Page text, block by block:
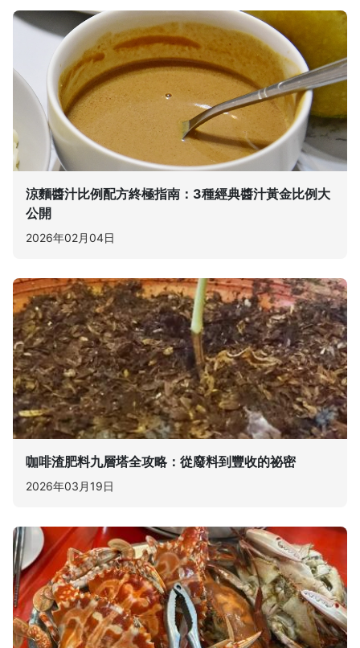
涼麵醬汁比例配方終極指南：3種經典醬汁黃金比例大
公開
2026年02月04日
咖啡渣肥料九層塔全攻略：從廢料到豐收的祕密
2026年03月19日